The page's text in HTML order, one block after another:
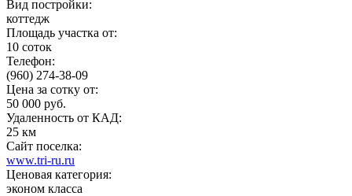
Вид постройки:
коттедж
Площадь участка от:
10 соток
Телефон:
(960) 274-38-09
Цена за сотку от:
50 000 руб.
Удаленность от КАД:
25 км
Сайт поселка:
www.tri-ru.ru
Ценовая категория:
эконом класса